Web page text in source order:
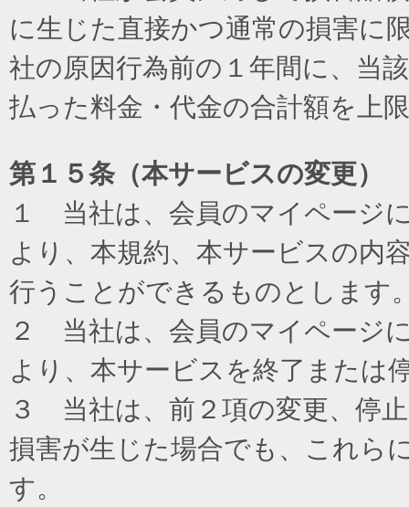
に生じた直接かつ通常の損害に
社の原因行為前の１年間に、当
払った料金・代金の合計額を上
第１５条（本サービスの変更）
１ 当社は、会員のマイページ
より、本規約、本サービスの内
行うことができるものとします
２ 当社は、会員のマイページ
より、本サービスを終了または
３ 当社は、前２項の変更、停
損害が生じた場合でも、これら
す。